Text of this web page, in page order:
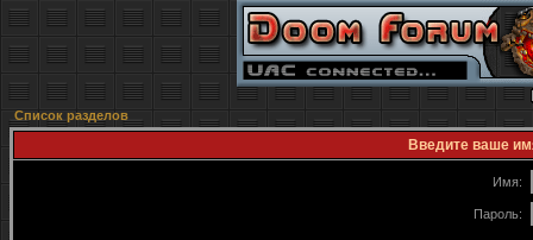
Список разделов
Введите ваше
Имя:
Пароль: